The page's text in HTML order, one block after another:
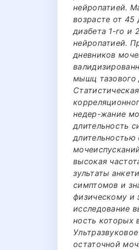
нейропатией.
возрасте от
диабета 1-го и
нейропатией.
дневников
мышц тазового
недер-жание
длительность
высокая
зультаты
симптомов и
физическому и
исследование
ность которых
остаточной